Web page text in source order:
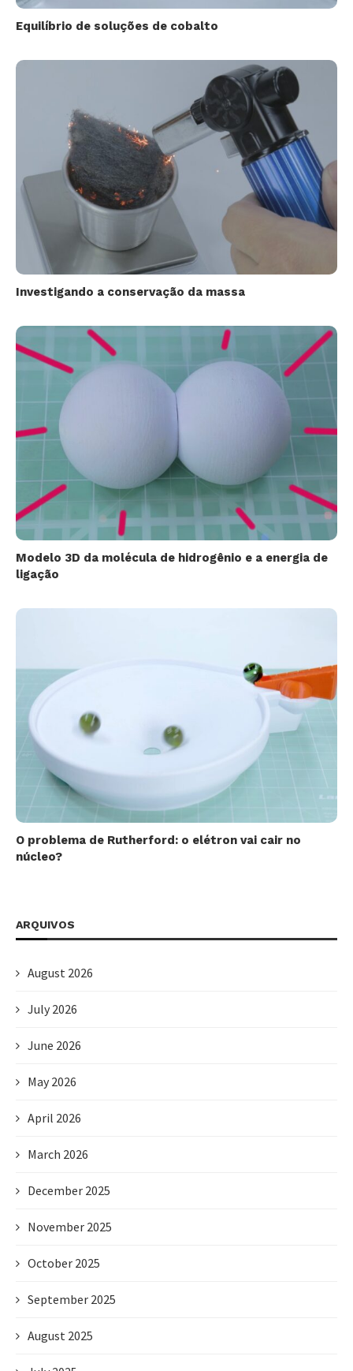
Equilíbrio de soluções de cobalto
Investigando a conservação da massa
Modelo 3D da molécula de hidrogênio e a energia de
ligação
O problema de Rutherford: o elétron vai cair no
núcleo?
ARQUIVOS
August 2026
July 2026
June 2026
May 2026
April 2026
March 2026
December 2025
November 2025
October 2025
September 2025
August 2025